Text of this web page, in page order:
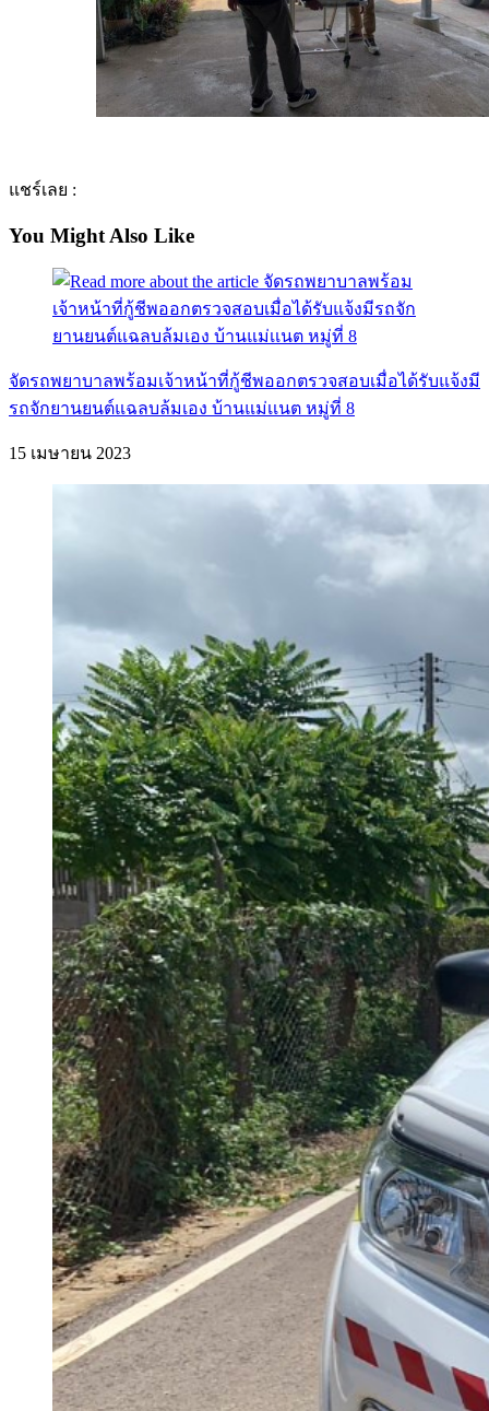
แชร์เลย :
You Might Also Like
จัดรถพยาบาลพร้อมเจ้าหน้าที่กู้ชีพออกตรวจสอบเมื่อได้รับแจ้งมี
รถจักยานยนต์แฉลบล้มเอง บ้านแม่เเนต หมู่ที่ 8
15 เมษายน 2023